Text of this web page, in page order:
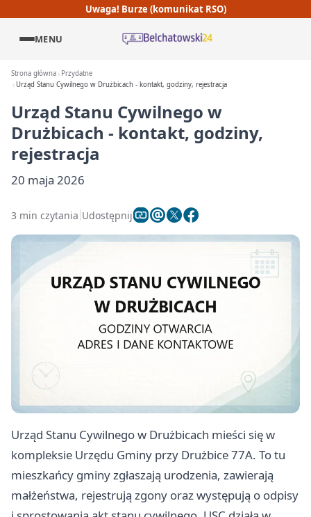
Uwaga! Burze (komunikat RSO)
MENU
Strona główna
Przydatne
Urząd Stanu Cywilnego w Drużbicach - kontakt, godziny, rejestracja
Urząd Stanu Cywilnego w
Drużbicach - kontakt, godziny,
rejestracja
20 maja 2026
3 min czytania Udostępnij
Urząd Stanu Cywilnego w Drużbicach mieści się w
kompleksie Urzędu Gminy przy Drużbice 77A. To tu
mieszkańcy gminy zgłaszają urodzenia, zawierają
małżeństwa, rejestrują zgony oraz występują o odpisy